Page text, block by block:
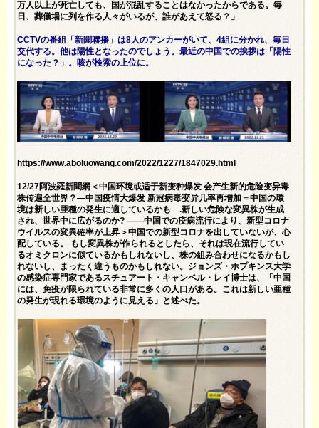
万人以上が死亡しても、国が混乱することはなかったからである。毎
日、葬儀場に列を作る人々がいるが、誰があえて怒る？」
CCTVの番組「新聞聯播」は8人のアンカーがいて、4組に分かれ、毎日
交代する。他は陽性となったのでしょう。最近の中国での挨拶は「陽性
になった？」。咳が検索の上位に。
https://www.aboluowang.com/2022/1227/1847029.html
12/27阿波羅新聞網＜中国环境或适于新变种爆发 会产生新的危险变异毒
株传遍全世界？—中国疫情大爆发 新冠病毒变异几率再增加＝中国の環
境は新しい亜種の発生に適しているかも .新しい危険な変異株が生成
され、世界中に広がるのか? ——中国での疫病流行により、新型コロナ
ウイルスの変異確率が上昇＞中国での新型コロナを出していないが、心
配している。 もし変異株が作られるとしたら、それは現在流行してい
るオミクロンに似ているかもしれないし、株の組み合わせになるかもし
れないし、まったく違うものかもしれない。ジョンズ・ホプキンス大学
の感染症専門家であるスチュアート・キャンベル・レイ博士は、「中国
には、免疫が限られている非常に多くの人口がある。これは新しい亜種
の発生が現れる環境のように見える」と述べた。